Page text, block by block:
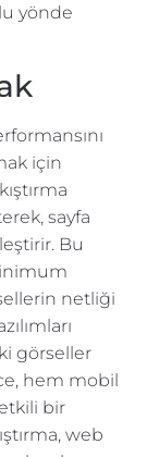
yönde
için
sayfa
Bu
netliği
görseller
hem mobil
bir
web